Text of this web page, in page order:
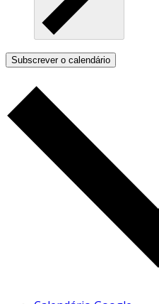
Subscrever o calendário